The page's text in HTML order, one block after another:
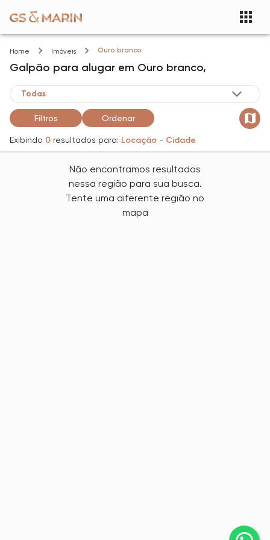
Home Imóveis Ouro branco
Galpão para alugar em Ouro branco,
Filtros Ordenar
Exibindo 0 resultados para: Locação - Cidade
Não encontramos resultados
nessa região para sua busca.
Tente uma diferente região no
mapa